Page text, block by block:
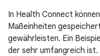
In Health Connect
Maßeinheiten
gewährleisten. Ein
der sehr umfangreich ist.